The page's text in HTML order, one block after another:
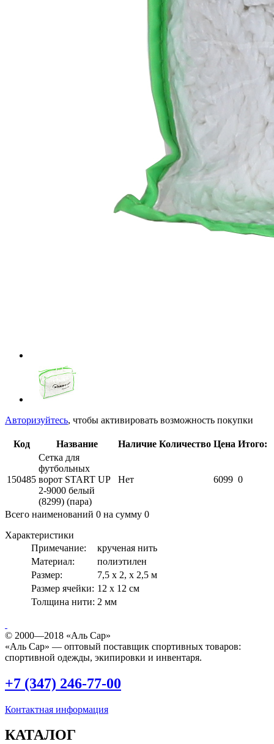
Авторизуйтесь, чтобы активировать возможность покупки
Код Название Наличие Количество Цена Итого:
150485
Сетка для
футбольных
ворот START UP
2-9000 белый
(8299) (пара)
Нет 6099 0
Всего наименований 0 на сумму 0
Характеристики
Примечание:
крученая нить
Материал:
полиэтилен
Размер:
7,5 х 2, х 2,5 м
Размер ячейки: 12 x 12 см
Толщина нити: 2 мм
© 2000—2018 «Аль Сар»
«Аль Сар» — оптовый поставщик спортивных товаров:
спортивной одежды, экипировки и инвентаря.
+7 (347) 246-77-00
Контактная информация
КАТАЛОГ